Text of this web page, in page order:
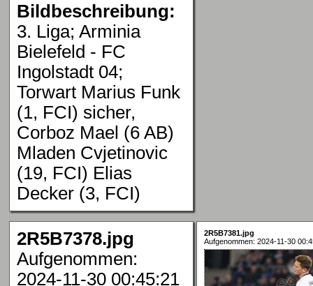
Bildbeschreibung:
3. Liga; Arminia
Bielefeld - FC
Ingolstadt 04;
Torwart Marius Funk
(1, FCI) sicher,
Corboz Mael (6 AB)
Mladen Cvjetinovic
(19, FCI) Elias
Decker (3, FCI)
2R5B7378.jpg
Aufgenommen:
2024-11-30 00:45:21
2R5B7381.jpg
Aufgenommen: 2024-11-30